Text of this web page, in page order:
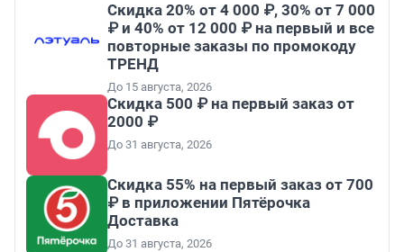
Скидка 20% от 4 000 ₽, 30% от 7 000
₽ и 40% от 12 000 ₽ на первый и все
повторные заказы по промокоду
ТРЕНД
До 15 августа, 2026
Скидка 500 ₽ на первый заказ от
2000 ₽
До 31 августа, 2026
Скидка 55% на первый заказ от 700
₽ в приложении Пятёрочка
Доставка
До 31 августа, 2026